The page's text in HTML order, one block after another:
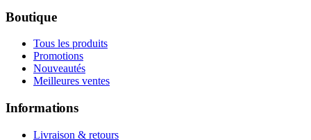
Boutique
Tous les produits
Promotions
Nouveautés
Meilleures ventes
Informations
Livraison & retours